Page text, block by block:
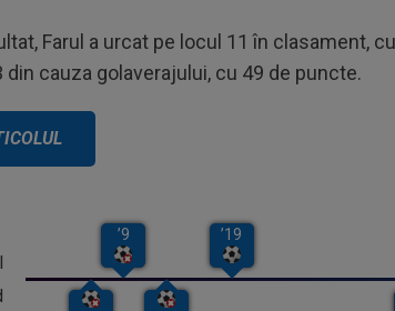
Farul a urcat pe locul 11 în clasament,
din cauza golaverajului, cu 49 de puncte.